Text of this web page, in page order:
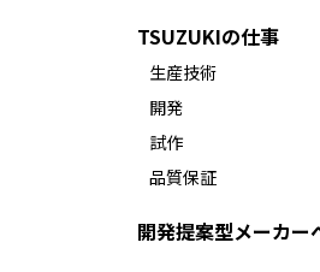
TSUZUKIの仕事
生産技術
開発
試作
品質保証
開発提案型メーカー